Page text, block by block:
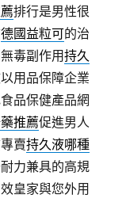
排行是男性很
德國益粒可的治
毒副作用持久
用品保障企業
品保健產品網
推薦促進男人
賣持久液哪種
力兼具的高規
皇家與您外用